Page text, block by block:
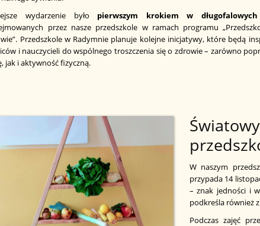
wydarzenie było pierwszym krokiem w długofalowych
przez nasze przedszkole w ramach programu
Przedszkole w Radymnie planuje kolejne inicjatywy, które będą
i nauczycieli do wspólnego troszczenia się o zdrowie – zarówno
jak i aktywność fizyczną.
W naszym
przypada 14
– znak jedności i
podkreśla również
Podczas zajęć